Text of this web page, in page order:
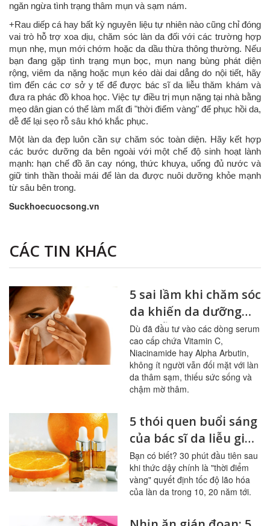
ngăn ngừa tình trạng thâm mụn và sạm nám.
+Rau diếp cá hay bất kỳ nguyên liệu tự nhiên nào cũng chỉ đóng
vai trò hỗ trợ xoa dịu, chăm sóc làn da đối với các trường hợp
mụn nhẹ, mụn mới chớm hoặc da dầu thừa thông thường. Nếu
bạn đang gặp tình trạng mụn bọc, mụn nang bùng phát diện
rộng, viêm da nặng hoặc mụn kéo dài dai dẳng do nội tiết, hãy
tìm đến các cơ sở y tế để được bác sĩ da liễu thăm khám và
đưa ra phác đồ khoa học. Việc tự điều trị mụn nặng tại nhà bằng
mẹo dân gian có thể làm mất đi "thời điểm vàng" để phục hồi da,
dễ để lại sẹo rỗ sâu khó khắc phục.
Một làn da đẹp luôn cần sự chăm sóc toàn diện. Hãy kết hợp
các bước dưỡng da bên ngoài với một chế độ sinh hoạt lành
mạnh: hạn chế đồ ăn cay nóng, thức khuya, uống đủ nước và
giữ tinh thần thoải mái để làn da được nuôi dưỡng khỏe mạnh
từ sâu bên trong.
Suckhoecuocsong.vn
CÁC TIN KHÁC
5 sai lầm khi chăm sóc
da khiến da dưỡng
mãi vẫn xỉn màu
Dù đã đầu tư vào các dòng serum
cao cấp chứa Vitamin C,
Niacinamide hay Alpha Arbutin,
không ít người vẫn đối mặt với làn
da thâm sạm, thiếu sức sống và
chậm mờ thâm.
5 thói quen buổi sáng
của bác sĩ da liễu giúp
hạn chế lão hóa hiệu
quả
Bạn có biết? 30 phút đầu tiên sau
khi thức dậy chính là "thời điểm
vàng" quyết định tốc độ lão hóa
của làn da trong 10, 20 năm tới.